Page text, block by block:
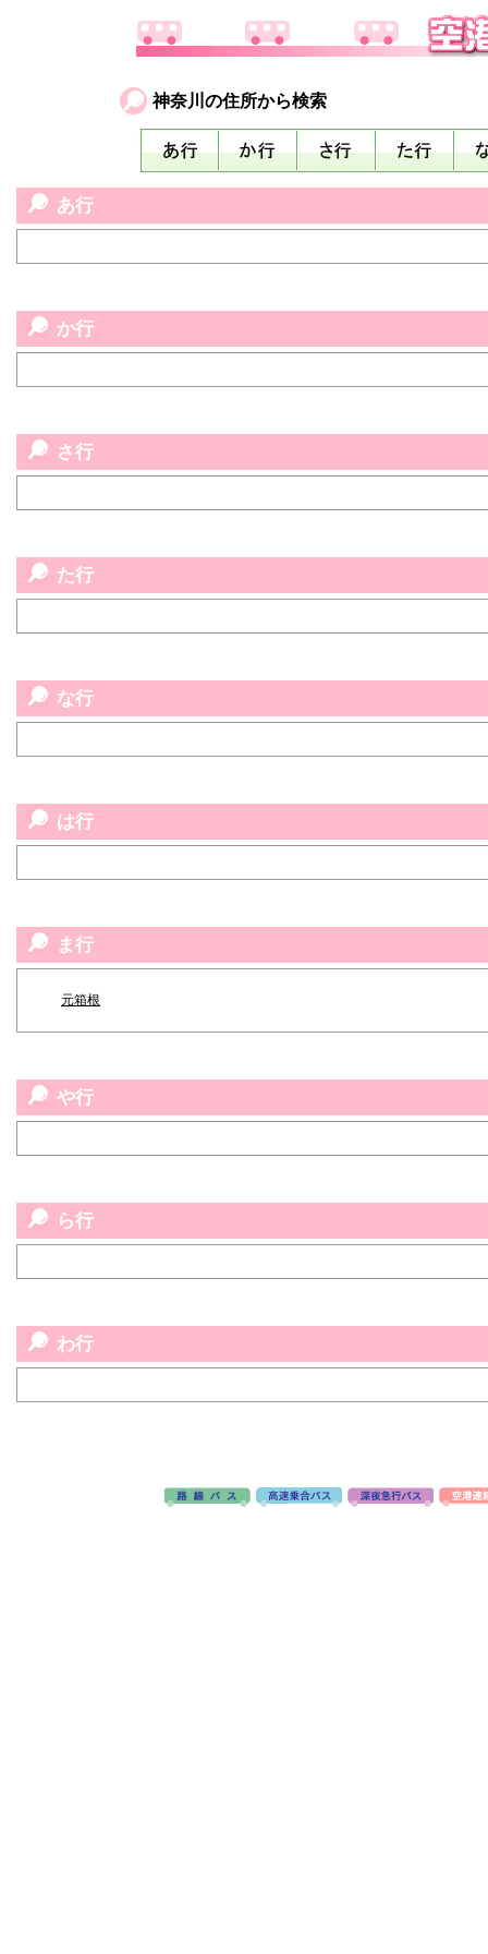
神奈川の住所から検索
あ行
か行
さ行
た行
な行
は行
ま行
元箱根
や行
ら行
わ行